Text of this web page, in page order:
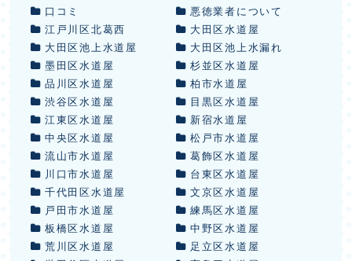
口コミ
悪徳業者について
江戸川区北葛西
大田区水道屋
大田区池上水道屋
大田区池上水漏れ
墨田区水道屋
杉並区水道屋
品川区水道屋
柏市水道屋
渋谷区水道屋
目黒区水道屋
江東区水道屋
新宿水道屋
中央区水道屋
松戸市水道屋
流山市水道屋
葛飾区水道屋
川口市水道屋
台東区水道屋
千代田区水道屋
文京区水道屋
戸田市水道屋
練馬区水道屋
板橋区水道屋
中野区水道屋
荒川区水道屋
足立区水道屋